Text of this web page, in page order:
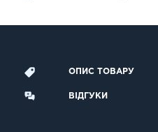
ОПИС ТОВАРУ
ВІДГУКИ